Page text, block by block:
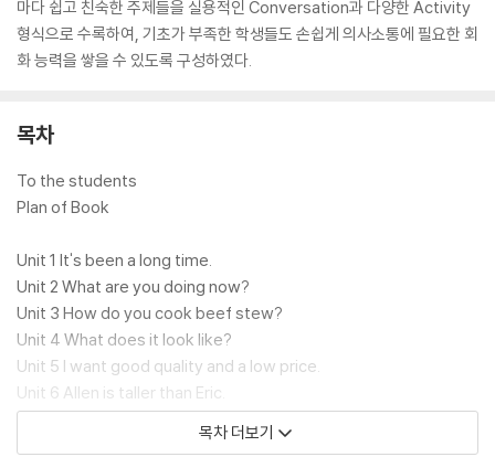
마다 쉽고 친숙한 주제들을 실용적인 Conversation과 다양한 Activity
형식으로 수록하여, 기초가 부족한 학생들도 손쉽게 의사소통에 필요한 회
화 능력을 쌓을 수 있도록 구성하였다.
목차
To the students
Plan of Book
Unit 1 It's been a long time.
Unit 2 What are you doing now?
Unit 3 How do you cook beef stew?
Unit 4 What does it look like?
Unit 5 I want good quality and a low price.
Unit 6 Allen is taller than Eric.
Unit 7 Have you ever traveled to Guam?
Unit 8 I'd love to see an action movie.
목차 더보기